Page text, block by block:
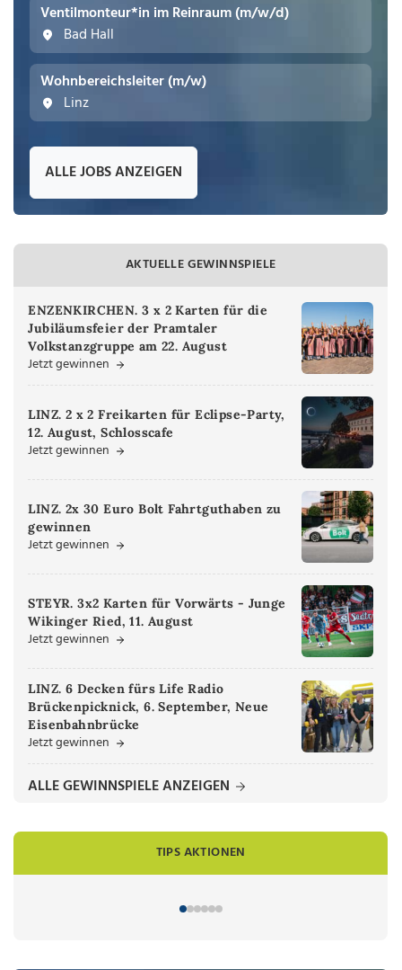
Ventilmonteur*in im Reinraum (m/w/d)
Bad Hall
Wohnbereichsleiter (m/w)
Linz
ALLE JOBS ANZEIGEN
AKTUELLE GEWINNSPIELE
ENZENKIRCHEN. 3 x 2 Karten für die
Jubiläumsfeier der Pramtaler
Volkstanzgruppe am 22. August
Jetzt gewinnen
LINZ. 2 x 2 Freikarten für Eclipse-Party,
12. August, Schlosscafe
Jetzt gewinnen
LINZ. 2x 30 Euro Bolt Fahrtguthaben zu
gewinnen
Jetzt gewinnen
STEYR. 3x2 Karten für Vorwärts - Junge
Wikinger Ried, 11. August
Jetzt gewinnen
LINZ. 6 Decken fürs Life Radio
Brückenpicknick, 6. September, Neue
Eisenbahnbrücke
Jetzt gewinnen
ALLE GEWINNSPIELE ANZEIGEN
TIPS AKTIONEN